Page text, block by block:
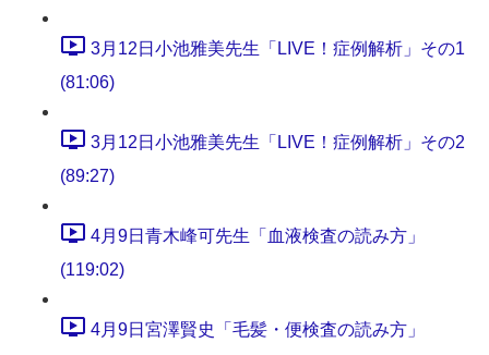
3月12日小池雅美先生「LIVE！症例解析」その1
(81:06)
3月12日小池雅美先生「LIVE！症例解析」その2
(89:27)
4月9日青木峰可先生「血液検査の読み方」
(119:02)
4月9日宮澤賢史「毛髪・便検査の読み方」